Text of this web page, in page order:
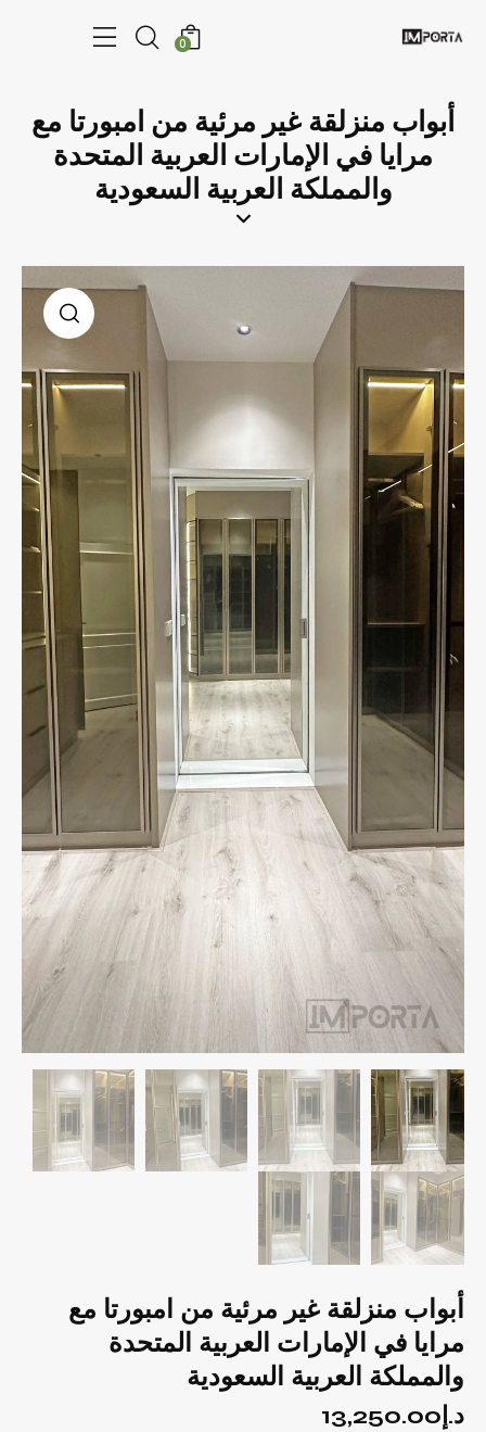
0
أبواب منزلقة غير مرئية من امبورتا مع
مرايا في الإمارات العربية المتحدة
والمملكة العربية السعودية
أبواب منزلقة غير مرئية من امبورتا مع
مرايا في الإمارات العربية المتحدة
والمملكة العربية السعودية
د.إ 13,250.00